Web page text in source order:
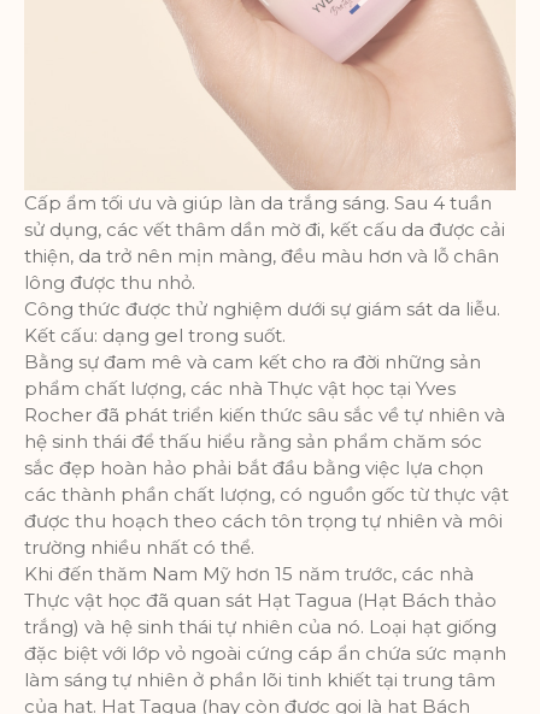
Cấp ẩm tối ưu và giúp làn da trắng sáng. Sau 4 tuần
sử dụng, các vết thâm dần mờ đi, kết cấu da được cải
thiện, da trở nên mịn màng, đều màu hơn và lỗ chân
lông được thu nhỏ.
Công thức được thử nghiệm dưới sự giám sát da liễu.
Kết cấu: dạng gel trong suốt.
Bằng sự đam mê và cam kết cho ra đời những sản
phẩm chất lượng, các nhà Thực vật học tại Yves
Rocher đã phát triển kiến thức sâu sắc về tự nhiên và
hệ sinh thái để thấu hiểu rằng sản phẩm chăm sóc
sắc đẹp hoàn hảo phải bắt đầu bằng việc lựa chọn
các thành phần chất lượng, có nguồn gốc từ thực vật
được thu hoạch theo cách tôn trọng tự nhiên và môi
trường nhiều nhất có thể.
Khi đến thăm Nam Mỹ hơn 15 năm trước, các nhà
Thực vật học đã quan sát Hạt Tagua (Hạt Bách thảo
trắng) và hệ sinh thái tự nhiên của nó. Loại hạt giống
đặc biệt với lớp vỏ ngoài cứng cáp ẩn chứa sức mạnh
làm sáng tự nhiên ở phần lõi tinh khiết tại trung tâm
của hạt. Hạt Tagua (hay còn được gọi là hạt Bách